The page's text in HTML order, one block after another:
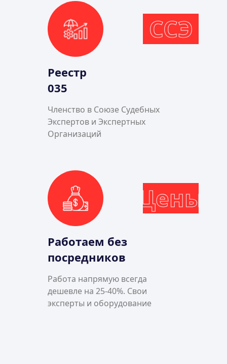
ССЭ
Реестр
035
Членство в Союзе Судебных
Экспертов и Экспертных
Организаций
Цены
Работаем без
посредников
Работа напрямую всегда
дешевле на 25-40%. Свои
эксперты и оборудование